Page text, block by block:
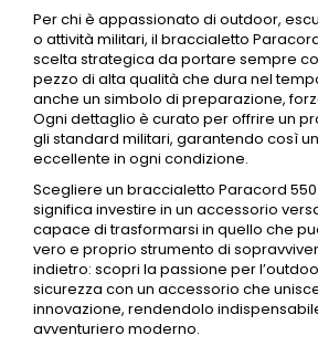
Per chi è appassionato di outdoor,
o attività militari, il braccialetto
scelta strategica da portare sempre
pezzo di alta qualità che dura nel
anche un simbolo di preparazione,
Ogni dettaglio è curato per offrire un
gli standard militari, garantendo così
eccellente in ogni condizione.
Scegliere un braccialetto Paracord 550
significa investire in un accessorio
capace di trasformarsi in quello che
vero e proprio strumento di
indietro: scopri la passione per l’
sicurezza con un accessorio che
innovazione, rendendolo
avventuriero moderno.